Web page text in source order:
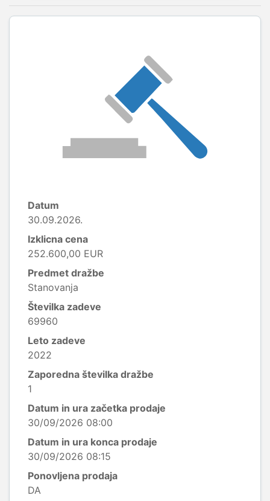
Datum
30.09.2026.
Izklicna cena
252.600,00 EUR
Predmet dražbe
Stanovanja
Številka zadeve
69960
Leto zadeve
2022
Zaporedna številka dražbe
1
Datum in ura začetka prodaje
30/09/2026 08:00
Datum in ura konca prodaje
30/09/2026 08:15
Ponovljena prodaja
DA